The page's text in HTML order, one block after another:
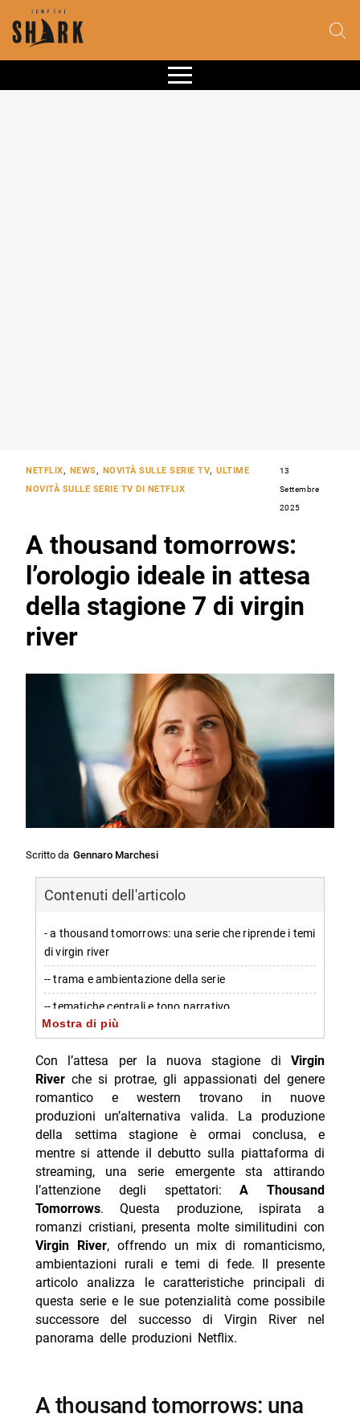
NETFLIX, NEWS, NOVITÀ SULLE SERIE TV,ULTIME
NOVITÀ SULLE SERIE TV DI NETFLIX
13
Settembre
2025
A thousand tomorrows:
l’orologio ideale in attesa
della stagione 7 di virgin
river
Scritto da Gennaro Marchesi
Contenuti dell'articolo
- a thousand tomorrows: una serie che riprende i temi
di virgin river
-- trama e ambientazione della serie
-- tematiche centrali e tono narrativo
- potenzialità di a thousand tomorrows nel
panorama netflix
-- possibilità di diventare il nuovo successo small-
town romance
-- sfruttamento del patrimonio letterario come base
- conclusione e sviluppi futuri
-- Scopri di più da Jump the shark
-- RispondiAnnulla risposta
- Ascolti TV 6 agosto 2026: vince Battiti Live
- Un’estate ai Caraibi stasera su Rete 4: trama e cast
- Mbappé ed Ester Expósito coppia dell’estate 2026?
- Marco Bocci 48 anni: compleanno in Spagna con
Mostra di più
Con l’attesa per la nuova stagione diVirgin
Riverche si protrae, gli appassionati del genere
romantico e western trovano in nuove
produzioni un’alternativa valida. La produzione
della settima stagione è ormai conclusa, e
mentre si attende il debutto sulla piattaforma di
streaming, una serie emergente sta attirando
l’attenzione degli spettatori:A Thousand
Tomorrows. Questa produzione, ispirata a
romanzi cristiani, presenta molte similitudini con
Virgin River, offrendo un mix di romanticismo,
ambientazioni rurali e temi di fede. Il presente
articolo analizza le caratteristiche principali di
questa serie e le sue potenzialità come possibile
successore del successo di Virgin River nel
panorama delle produzioni Netflix.
a thousand tomorrows: una